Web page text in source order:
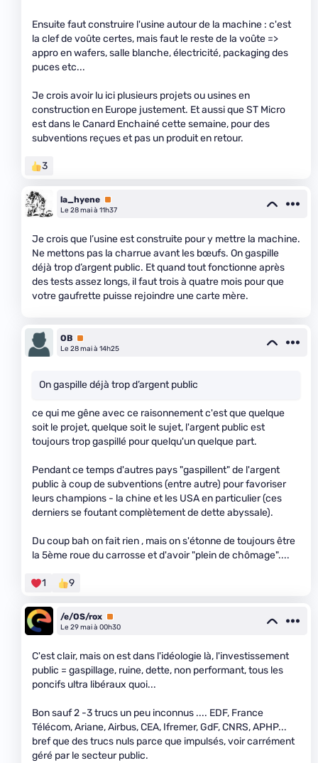
Ensuite faut construire l'usine autour de la machine : c'est
la clef de voûte certes, mais faut le reste de la voûte =>
appro en wafers, salle blanche, électricité, packaging des
puces etc...
Je crois avoir lu ici plusieurs projets ou usines en
construction en Europe justement. Et aussi que ST Micro
est dans le Canard Enchainé cette semaine, pour des
subventions reçues et pas un produit en retour.
3
la_hyene Premium
Le 28 mai à 11h37
Je crois que l’usine est construite pour y mettre la machine.
Ne mettons pas la charrue avant les bœufs. On gaspille
déjà trop d’argent public. Et quand tout fonctionne après
des tests assez longs, il faut trois à quatre mois pour que
votre gaufrette puisse rejoindre une carte mère.
OB Premium
Le 28 mai à 14h25
On gaspille déjà trop d’argent public
ce qui me gêne avec ce raisonnement c'est que quelque
soit le projet, quelque soit le sujet, l'argent public est
toujours trop gaspillé pour quelqu'un quelque part.
Pendant ce temps d'autres pays "gaspillent" de l'argent
public à coup de subventions (entre autre) pour favoriser
leurs champions - la chine et les USA en particulier (ces
derniers se foutant complètement de dette abyssale).
Du coup bah on fait rien , mais on s'étonne de toujours être
la 5ème roue du carrosse et d'avoir "plein de chômage"....
1 9
/e/OS/rox Premium
Le 29 mai à 00h30
C'est clair, mais on est dans l'idéologie là, l'investissement
public = gaspillage, ruine, dette, non performant, tous les
poncifs ultra libéraux quoi...
Bon sauf 2 -3 trucs un peu inconnus .... EDF, France
Télécom, Ariane, Airbus, CEA, Ifremer, GdF, CNRS, APHP...
bref que des trucs nuls parce que impulsés, voir carrément
géré par le secteur public.